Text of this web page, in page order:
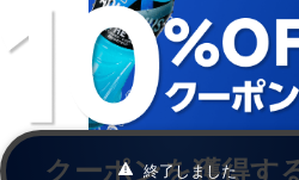
クーポンを獲得す
終了しました